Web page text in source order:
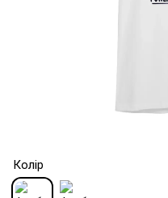
Колір